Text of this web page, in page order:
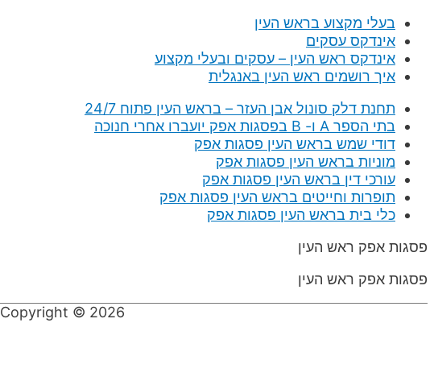
בעלי מקצוע בראש העין
אינדקס עסקים
אינדקס ראש העין – עסקים ובעלי מקצוע
איך רושמים ראש העין באנגלית
תחנת דלק סונול אבן העזר – בראש העין פתוח 24/7
בתי הספר A ו- B בפסגות אפק יועברו אחרי חנוכה
דודי שמש בראש העין פסגות אפק
מוניות בראש העין פסגות אפק
עורכי דין בראש העין פסגות אפק
תופרות וחייטים בראש העין פסגות אפק
כלי בית בראש העין פסגות אפק
פסגות אפק ראש העין
פסגות אפק ראש העין
Copyright © 2026